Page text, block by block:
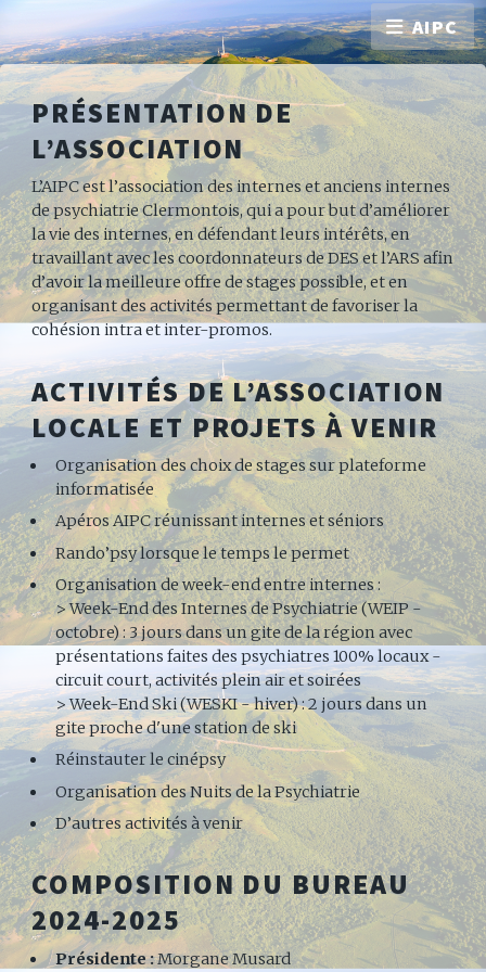
PRÉSENTATION DE
L’ASSOCIATION
L’AIPC est l’association des internes et anciens internes
de psychiatrie Clermontois, qui a pour but d’améliorer
la vie des internes, en défendant leurs intérêts, en
travaillant avec les coordonnateurs de DES et l’ARS afin
d’avoir la meilleure offre de stages possible, et en
organisant des activités permettant de favoriser la
cohésion intra et inter-promos.
ACTIVITÉS DE L’ASSOCIATION
LOCALE ET PROJETS À VENIR
Organisation des choix de stages sur plateforme
informatisée
Apéros AIPC réunissant internes et séniors
Rando’psy lorsque le temps le permet
Organisation de week-end entre internes :
> Week-End des Internes de Psychiatrie (WEIP -
octobre) : 3 jours dans un gite de la région avec
présentations faites des psychiatres 100% locaux -
circuit court, activités plein air et soirées
> Week-End Ski (WESKI - hiver) : 2 jours dans un
gite proche d'une station de ski
Réinstauter le cinépsy
Organisation des Nuits de la Psychiatrie
D’autres activités à venir
COMPOSITION DU BUREAU
2024-2025
Présidente :Morgane Musard
AIPC